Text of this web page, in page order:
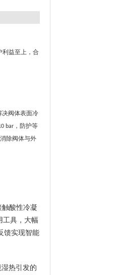
利益至上，合
决阀体表面冷
bar ，防护等
除阀体与外
酸性冷凝
工具，大幅
馈实现智能
热引发的